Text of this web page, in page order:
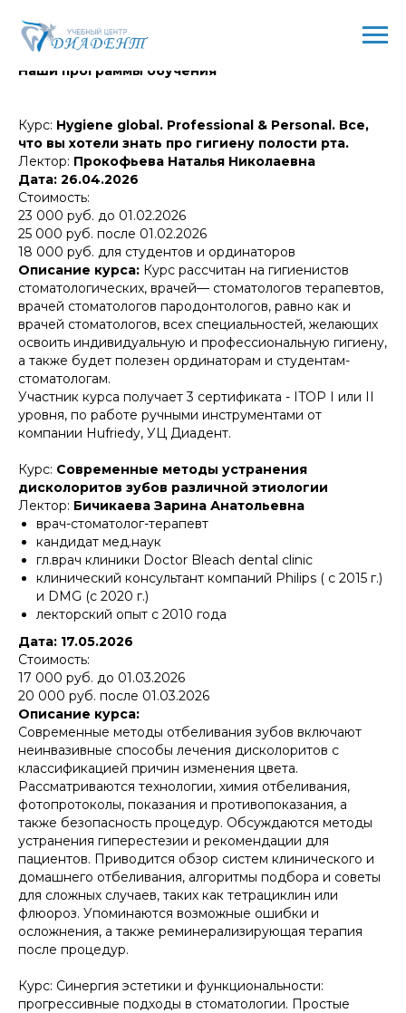
Наши программы обучения
Курс: Hygiene global. Professional & Personal. Все,
что вы хотели знать про гигиену полости рта.
Лектор: Прокофьева Наталья Николаевна
Дата: 26.04.2026
Стоимость:
23 000 руб. до 01.02.2026
25 000 руб. после 01.02.2026
18 000 руб. для студентов и ординаторов
Описание курса: Курс рассчитан на гигиенистов
стоматологических, врачей— стоматологов терапевтов,
врачей стоматологов пародонтологов, равно как и
врачей стоматологов, всех специальностей, желающих
освоить индивидуальную и профессиональную гигиену,
а также будет полезен ординаторам и студентам-
стоматологам.
Участник курса получает 3 сертификата - ITOР I или II
уровня, по работе ручными инструментами от
компании Hufriedy, УЦ Диадент.
Курс: Современные методы устранения
дисколоритов зубов различной этиологии
Лектор: Бичикаева Зарина Анатольевна
врач-стоматолог-терапевт
кандидат мед.наук
гл.врач клиники Doctor Bleach dental clinic
клинический консультант компаний Philips ( с 2015 г.)
и DMG (с 2020 г.)
лекторский опыт с 2010 года
Дата: 17.05.2026
Стоимость:
17 000 руб. до 01.03.2026
20 000 руб. после 01.03.2026
Описание курса:
Современные методы отбеливания зубов включают
неинвазивные способы лечения дисколоритов с
классификацией причин изменения цвета.
Рассматриваются технологии, химия отбеливания,
фотопротоколы, показания и противопоказания, а
также безопасность процедур. Обсуждаются методы
устранения гиперестезии и рекомендации для
пациентов. Приводится обзор систем клинического и
домашнего отбеливания, алгоритмы подбора и советы
для сложных случаев, таких как тетрациклин или
флюороз. Упоминаются возможные ошибки и
осложнения, а также реминерализирующая терапия
после процедур.
Курс: Синергия эстетики и функциональности:
прогрессивные подходы в стоматологии. Простые